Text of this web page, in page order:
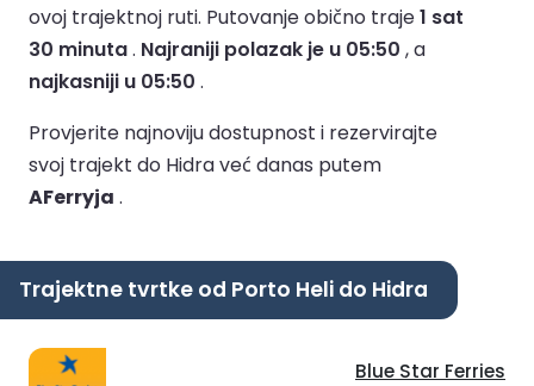
ovoj trajektnoj ruti. Putovanje obično traje1 sat
30 minuta. Najraniji polazak je u 05:50 , a
najkasniji u 05:50 .
Provjerite najnoviju dostupnost i rezervirajte
svoj trajekt do Hidra već danas putem
AFerryja .
Trajektne tvrtke od Porto Heli do Hidra
Blue Star Ferries